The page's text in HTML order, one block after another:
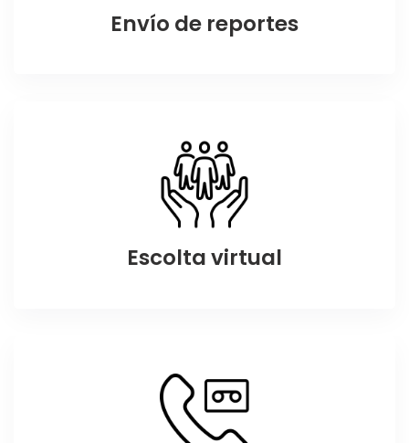
Envío de reportes
Escolta virtual